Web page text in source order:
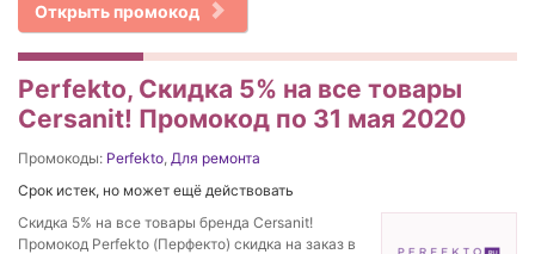
Открыть промокод
Perfekto, Скидка 5% на все товары
Cersanit! Промокод по 31 мая 2020
Промокоды: Perfekto, Для ремонта
Срок истек, но может ещё действовать
Скидка 5% на все товары бренда Cersanit!
Промокод Perfekto (Перфекто) скидка на заказ в